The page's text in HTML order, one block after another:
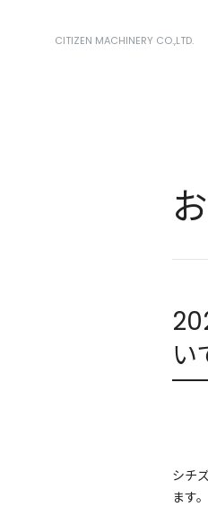
CITIZEN MACHINERY CO.,LTD.
い
シチ
ます。